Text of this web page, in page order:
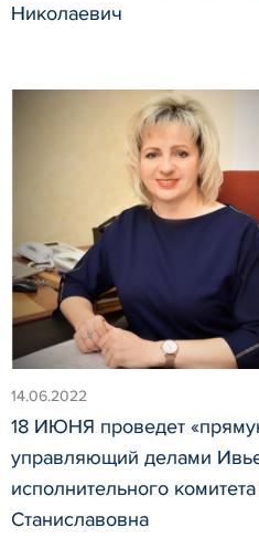
Николаевич
14.06.2022
18 ИЮНЯ проведет
управляющий делами
исполнительного
Станиславовна